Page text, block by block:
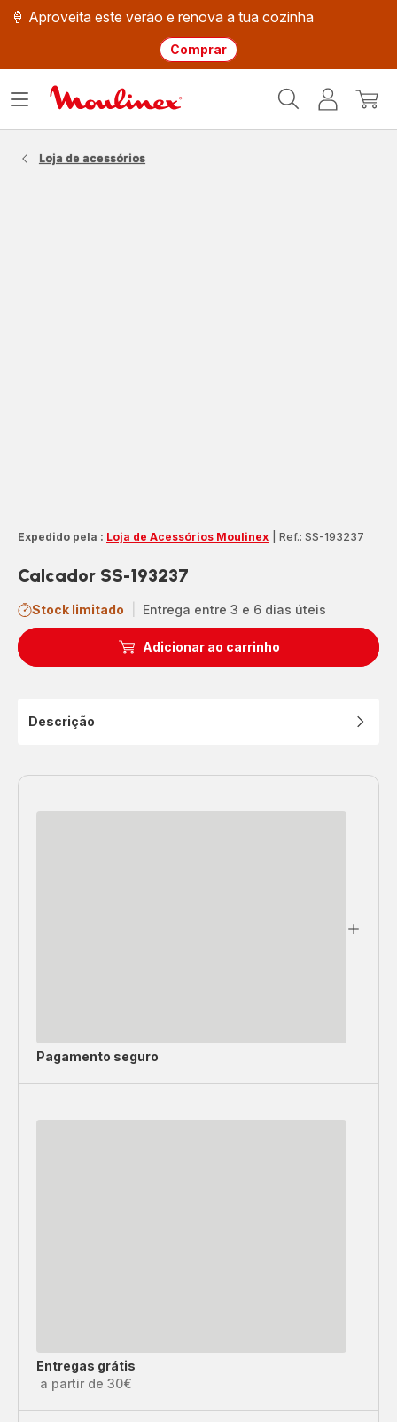
🍦 Aproveita este verão e renova a tua cozinha
Comprar
Moulinex
O
Abrir
Loja de acessórios
Expedido pela : Loja de Acessórios Moulinex Ref.: SS-193237
Calcador SS-193237
Stock limitado Entrega entre 3 e 6 dias úteis
Adicionar ao carrinho
Descrição
Pagamento seguro
Entregas grátis
a partir de 30€